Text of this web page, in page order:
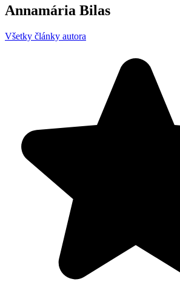
Annamária Bilas
Všetky články autora